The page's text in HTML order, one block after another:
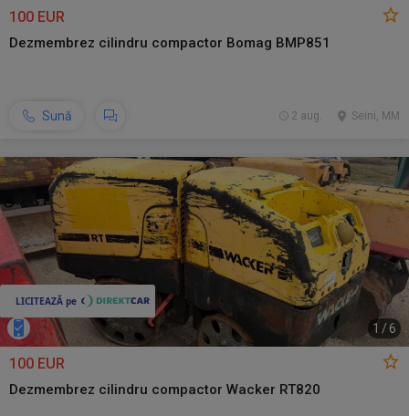
100 EUR
Dezmembrez cilindru compactor Bomag BMP851
Sună Seini, MM
2 aug.
1 /6
100 EUR
Dezmembrez cilindru compactor Wacker RT820